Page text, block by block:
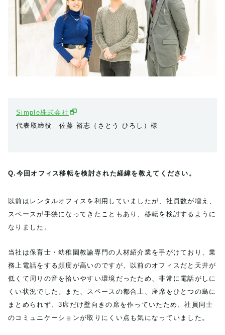
Simple株式会社
代表取締役 佐藤 裕志（さとう ひろし）様
Q.今回オフィス移転を検討された経緯を教えてください。
以前はレンタルオフィスを利用していましたが、社員数が増え、
スペースが手狭になってきたこともあり、移転を検討するように
なりました。
当社は保育士・幼稚園教諭専門の人材紹介業を手がけており、業
務上電話をする頻度が高いのですが、以前のオフィスだと天井が
低くて周りの音を拾いやすい環境だったため、非常に電話がしに
くい状況でした。また、スペースの都合上、座席をひとつの島に
まとめられず、3席だけ壁向きの席を作っていたため、社員同士
のコミュニケーションが取りにくい点も気になっていました。